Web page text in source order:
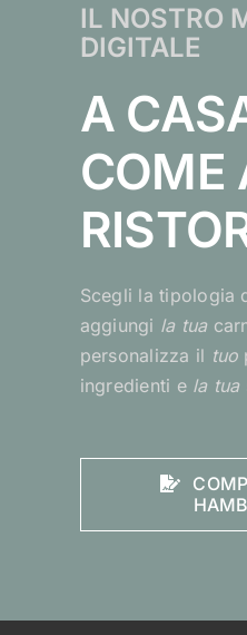
IL NOSTRO
DIGITALE
A
COME
Scegli la tipologia
aggiungi la tua
personalizza il tuo
ingredienti e la tua